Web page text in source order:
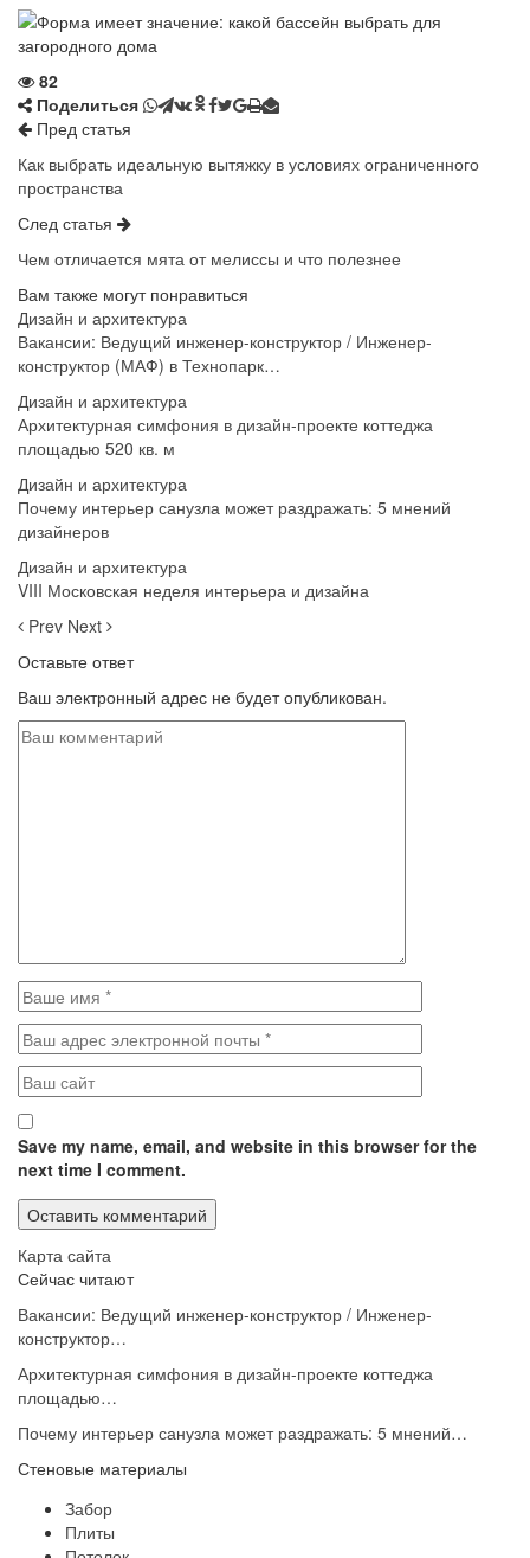
82
Поделиться
Пред статья
Как выбрать идеальную вытяжку в условиях ограниченного
пространства
След статья
Чем отличается мята от мелиссы и что полезнее
Вам также могут понравиться
Дизайн и архитектура
Вакансии: Ведущий инженер-конструктор / Инженер-
конструктор (МАФ) в Технопарк…
Дизайн и архитектура
Архитектурная симфония в дизайн-проекте коттеджа
площадью 520 кв. м
Дизайн и архитектура
Почему интерьер санузла может раздражать: 5 мнений
дизайнеров
Дизайн и архитектура
VIII Московская неделя интерьера и дизайна
Prev Next
Оставьте ответ
Ваш электронный адрес не будет опубликован.
Save my name, email, and website in this browser for the
next time I comment.
Карта сайта
Сейчас читают
Вакансии: Ведущий инженер-конструктор / Инженер-
конструктор…
Архитектурная симфония в дизайн-проекте коттеджа
площадью…
Почему интерьер санузла может раздражать: 5 мнений…
Стеновые материалы
Забор
Плиты